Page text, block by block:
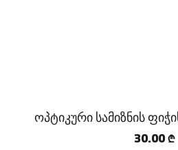
ოპტიკური სამიზნის
30.00 ₾